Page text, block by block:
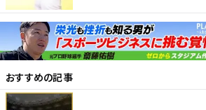
おすすめの記事